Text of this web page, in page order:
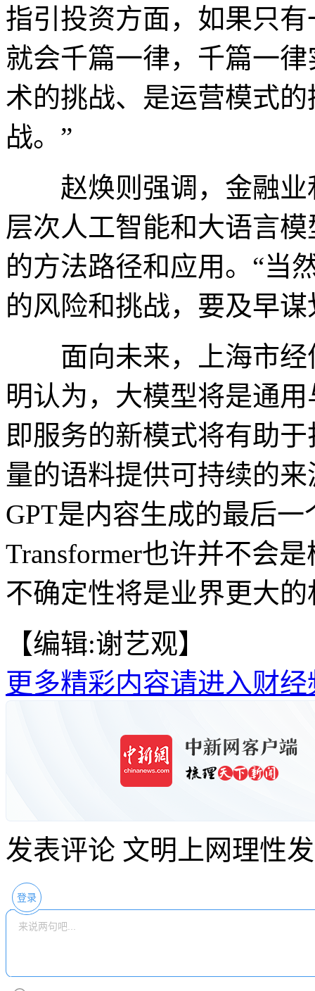
指引投资方面，如果只
就会千篇一律，千篇一
术的挑战、是运营模式
战。”
赵焕则强调，金融业
层次人工智能和大语言
的方法路径和应用。“当
的风险和挑战，要及早
面向未来，上海市经
明认为，大模型将是通
即服务的新模式将有助
量的语料提供可持续的
GPT是内容生成的最后
Transformer也许并不会
不确定性将是业界更大的
【编辑:谢艺观】
更多精彩内容请进入财经
发表评论 文明上网理性
登录